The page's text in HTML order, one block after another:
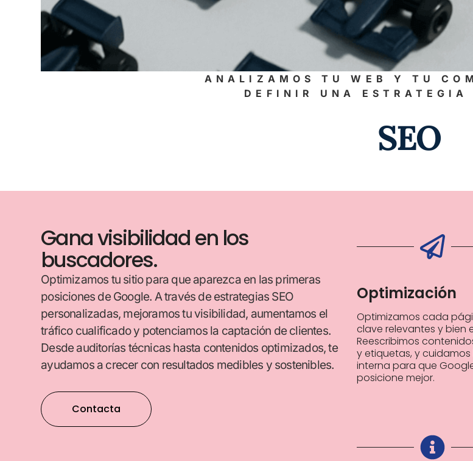
ANALIZAMOS TU WEB Y TU
DEFINIR UNA ESTRATEGIA
SEO
Gana visibilidad en los
buscadores.
Optimizamos tu sitio para que aparezca en las primeras
posiciones de Google. A través de estrategias SEO
personalizadas, mejoramos tu visibilidad, aumentamos el
tráfico cualificado y potenciamos la captación de clientes.
Desde auditorías técnicas hasta contenidos optimizados, te
ayudamos a crecer con resultados medibles y sostenibles.
Contacta
Optimización
Optimizamos cada
clave relevantes y bien
Reescribimos
y etiquetas, y
interna para que
posicione mejor.